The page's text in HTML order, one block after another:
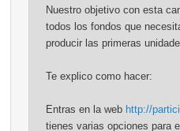
Nuestro objetivo con esta
todos los fondos que
producir las primeras
Te explico como hacer:
Entras en la web http://
tienes varias opciones para